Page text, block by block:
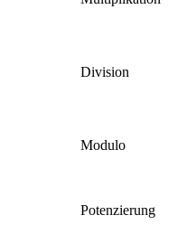
Division
Modulo
Potenzierung